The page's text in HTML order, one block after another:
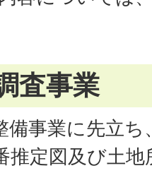
査事業
備事業に先立
推定図及び土